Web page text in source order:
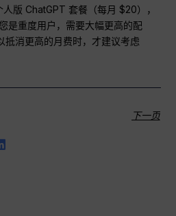
版 ChatGPT 套餐（每月 $20），
是重度用户，需要大幅更高的配
抵消更高的月费时，才建议考虑
下一页